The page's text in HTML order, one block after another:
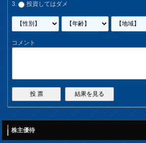
投資してはダメ
コメント
株主優待